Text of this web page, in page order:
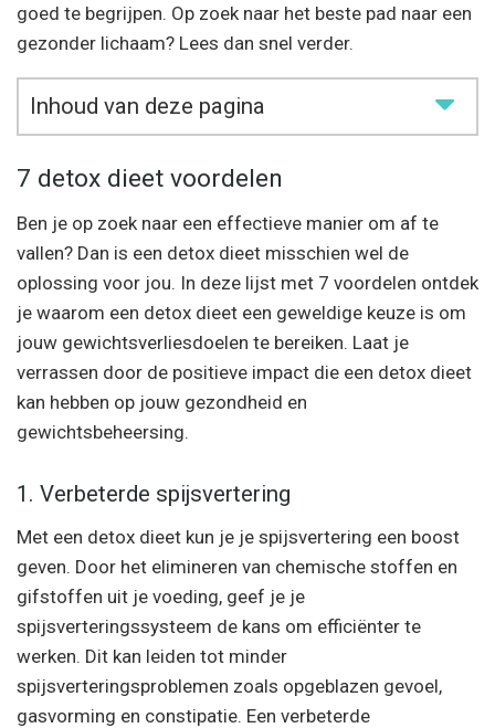
goed te begrijpen. Op zoek naar het beste pad naar een
gezonder lichaam? Lees dan snel verder.
Inhoud van deze pagina
7 detox dieet voordelen
Ben je op zoek naar een effectieve manier om af te
vallen? Dan is een detox dieet misschien wel de
oplossing voor jou. In deze lijst met 7 voordelen ontdek
je waarom een detox dieet een geweldige keuze is om
jouw gewichtsverliesdoelen te bereiken. Laat je
verrassen door de positieve impact die een detox dieet
kan hebben op jouw gezondheid en
gewichtsbeheersing.
1. Verbeterde spijsvertering
Met een detox dieet kun je je spijsvertering een boost
geven. Door het elimineren van chemische stoffen en
gifstoffen uit je voeding, geef je je
spijsverteringssysteem de kans om efficiënter te
werken. Dit kan leiden tot minder
spijsverteringsproblemen zoals opgeblazen gevoel,
gasvorming en constipatie. Een verbeterde